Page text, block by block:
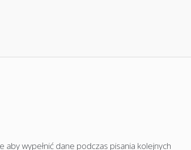
wypełnić dane podczas pisania kolejnych